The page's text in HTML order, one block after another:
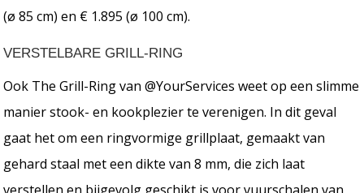
(ø 85 cm) en € 1.895 (ø 100 cm).
VERSTELBARE GRILL-RING
Ook The Grill-Ring van @YourServices weet op een slimme
manier stook- en kookplezier te verenigen. In dit geval
gaat het om een ringvormige grillplaat, gemaakt van
gehard staal met een dikte van 8 mm, die zich laat